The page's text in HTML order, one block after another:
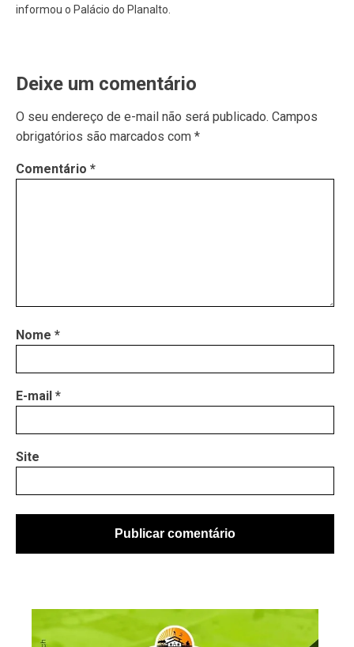
informou o Palácio do Planalto.
Deixe um comentário
O seu endereço de e-mail não será publicado. Campos
obrigatórios são marcados com *
Comentário *
Nome *
E-mail *
Site